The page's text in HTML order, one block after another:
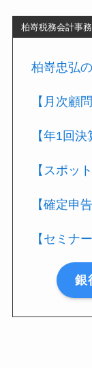
柏嵜税務会計事
柏嵜忠弘
【月次顧問
【年1回決
【スポッ
【確定申
【セミナ
銀